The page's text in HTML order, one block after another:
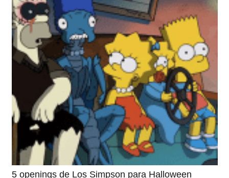
5 openings de Los Simpson para Halloween